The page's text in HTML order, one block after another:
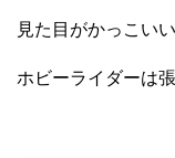
見た目がかっこい
ホビーライダーは